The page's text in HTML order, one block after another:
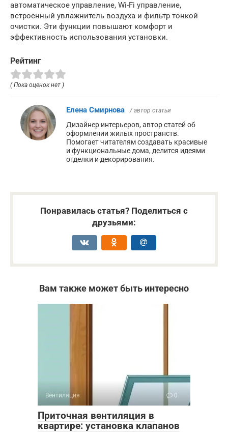
автоматическое управление, Wi-Fi управление,
встроенный увлажнитель воздуха и фильтр тонкой
очистки. Эти функции повышают комфорт и
эффективность использования установки.
Рейтинг
( Пока оценок нет )
Елена Смирнова / автор статьи
Дизайнер интерьеров, автор статей об
оформлении жилых пространств.
Помогает читателям создавать красивые
и функциональные дома, делится идеями
отделки и декорирования.
Понравилась статья? Поделиться с
друзьями:
Вам также может быть интересно
Вентиляция 0
Приточная вентиляция в
квартире: установка клапанов